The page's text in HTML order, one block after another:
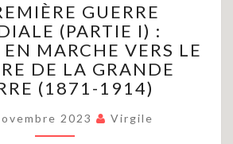
PREMIÈRE
GUERRE
MONDIALE
(PARTIE
I)
L’EUROPE
EN
GUERRE
(PARTIE I) :
EN MARCHE VERS LE
DE LA GRANDE
(1871-1914)
2023 Virgile